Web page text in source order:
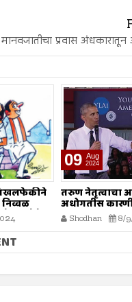
मानवजातीचा प्रवास
अमेरिकेच्या
ठरू शकतो?
09 Aug
2024
आपत्तीग्रस्त
सरकारने
Shodhan